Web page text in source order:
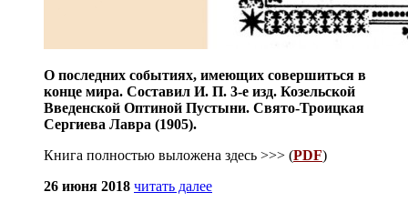
О последних событиях, имеющих совершиться в
конце мира. Составил И. П. 3-е изд. Козельской
Введенской Оптиной Пустыни. Свято-Троицкая
Сергиева Лавра (1905).
Книга полностью выложена здесь >>> (PDF)
26 июня 2018 читать далее